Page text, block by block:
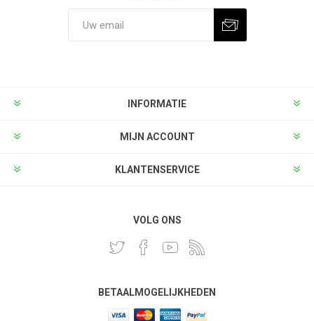
INFORMATIE
MIJN ACCOUNT
KLANTENSERVICE
VOLG ONS
BETAALMOGELIJKHEDEN